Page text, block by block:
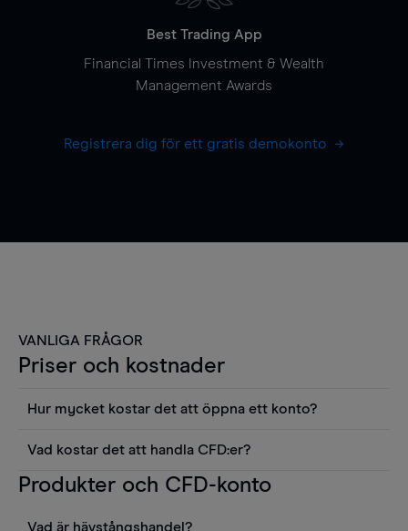
Best Trading App
Financial Times Investment & Wealth
Management Awards
Registrera dig för ett gratis demokonto
VANLIGA FRÅGOR
Priser och kostnader
Hur mycket kostar det att öppna ett konto?
använda sådana verktyg som diagram, Reuters
aktierapporter utan kostnad.
Vad kostar det att handla CFD:er?
Det är en rad kostnader att tänka på när man
innehavskostnader (för positioner som hålls öppna
Produkter och CFD-konto
Vad är hävstångshandel?